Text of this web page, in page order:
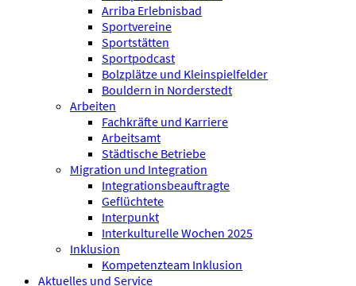
Arriba Erlebnisbad
Sportvereine
Sportstätten
Sportpodcast
Bolzplätze und Kleinspielfelder
Bouldern in Norderstedt
Arbeiten
Fachkräfte und Karriere
Arbeitsamt
Städtische Betriebe
Migration und Integration
Integrationsbeauftragte
Geflüchtete
Interpunkt
Interkulturelle Wochen 2025
Inklusion
Kompetenzteam Inklusion
Aktuelles und Service